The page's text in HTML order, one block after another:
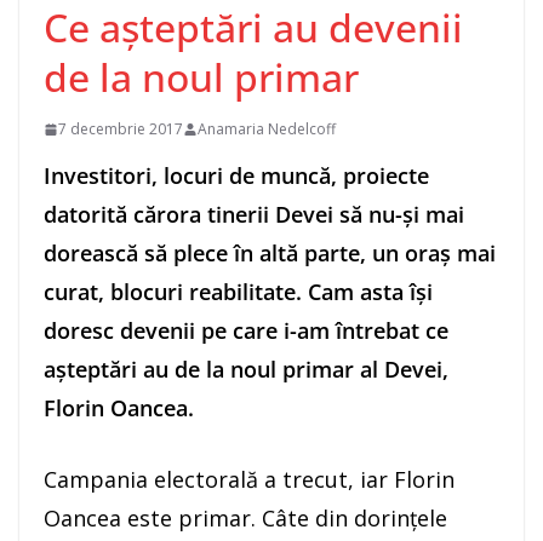
Ce așteptări au devenii
de la noul primar
7 decembrie 2017 Anamaria Nedelcoff
Investitori, locuri de muncă, proiecte
datorită cărora tinerii Devei să nu-și mai
dorească să plece în altă parte, un oraș mai
curat, blocuri reabilitate. Cam asta își
doresc devenii pe care i-am întrebat ce
așteptări au de la noul primar al Devei,
Florin Oancea.
Campania electorală a trecut, iar Florin
Oancea este primar. Câte din dorințele